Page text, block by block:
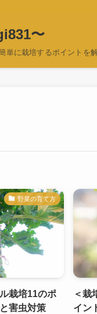
〜
単に栽培するポイントを解
野菜の育て方
栽培11のポ
害虫対策
＜栽
イン